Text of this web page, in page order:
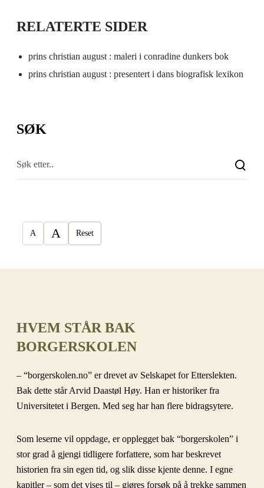
RELATERTE SIDER
prins christian august : maleri i conradine dunkers bok
prins christian august : presentert i dans biografisk lexikon
SØK
A A Reset
HVEM STÅR BAK
BORGERSKOLEN
– “borgerskolen.no” er drevet av Selskapet for Etterslekten.
Bak dette står Arvid Daastøl Høy. Han er historiker fra
Universitetet i Bergen. Med seg har han flere bidragsytere.
Som leserne vil oppdage, er opplegget bak “borgerskolen” i
stor grad å gjengi tidligere forfattere, som har beskrevet
historien fra sin egen tid, og slik disse kjente denne. I egne
kapitler – som det vises til – gjøres forsøk på å trekke sammen